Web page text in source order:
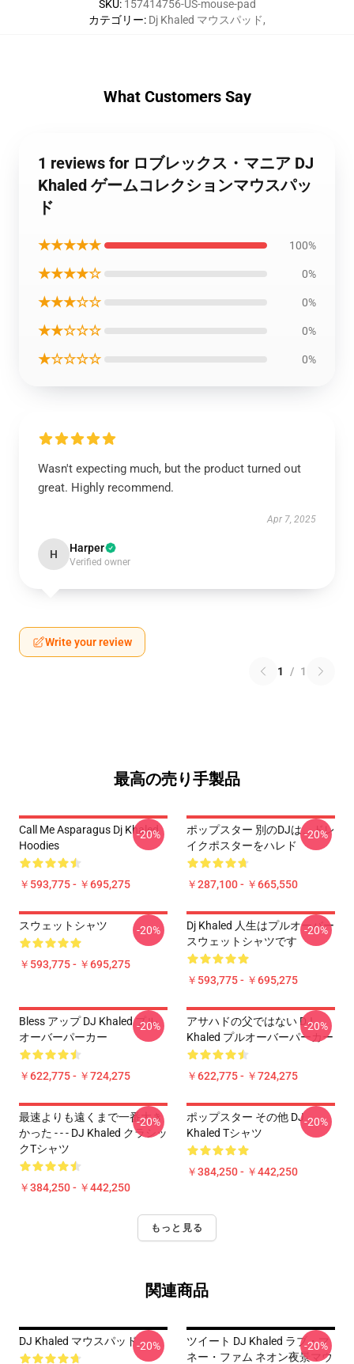
SKU: 157414756-US-mouse-pad
カテゴリー: Dj Khaled マウスパッド,
What Customers Say
1 reviews for ロブレックス・マニア DJ
Khaled ゲームコレクションマウスパッ
ド
★★★★★ 100%
★★★★☆ 0%
★★★☆☆ 0%
★★☆☆☆ 0%
★☆☆☆☆ 0%
Wasn't expecting much, but the product turned out
great. Highly recommend.
Apr 7, 2025
H Harper
Verified owner
Write your review
1 / 1
最高の売り手製品
Call Me Asparagus Dj Khaled
Hoodies
￥593,775 - ￥695,275
-20%
ポップスター 別のDJは、ドレ
イクポスターをハレド
￥287,100 - ￥665,550
-20%
スウェットシャツ
￥593,775 - ￥695,275
-20%
Dj Khaled 人生はプルオーバー
スウェットシャツです
￥593,775 - ￥695,275
-20%
Bless アップ DJ Khaled プル
オーバーパーカー
￥622,775 - ￥724,275
-20%
アサハドの父ではない DJ
Khaled プルオーバーパーカー
￥622,775 - ￥724,275
-20%
最速よりも遠くまで一番大き
かった - - - DJ Khaled クラシッ
クTシャツ
￥384,250 - ￥442,250
-20%
ポップスター その他 DJ
Khaled Tシャツ
￥384,250 - ￥442,250
-20%
もっと見る
関連商品
DJ Khaled マウスパッド-20%
ツイート DJ Khaled ラブ・マ
ネー・ファム ネオン夜景マウ
-20%